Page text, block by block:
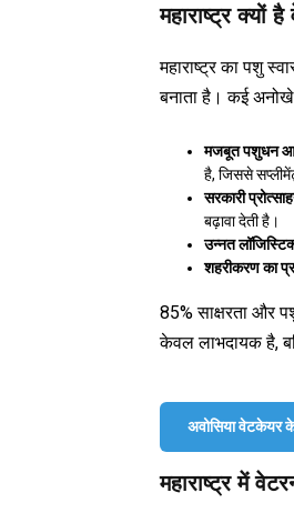
महाराष्ट्र क्यों
महाराष्ट्र का पशु
बनाता है। कई
मजबूत पशुधन
है, जिससे
सरकारी
बढ़ावा देती है।
उन्नत
शहरीकरण का
85% साक्षरता और
केवल लाभदायक है,
अवोसिया वेटकेयर
महाराष्ट्र में